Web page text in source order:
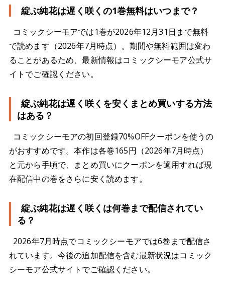
綻ぶ純花は遅く咲くの1巻無料はいつまで？
コミックシーモアでは1巻が2026年12月31日まで無料
で読めます（2026年7月時点）。期間や無料範囲は変わ
ることがあるため、最新情報はコミックシーモア公式サ
イトでご確認ください。
綻ぶ純花は遅く咲くを安くまとめ買いする方法
はある？
コミックシーモアの初回登録70%OFFクーポンを使うの
がおすすめです。本作は各巻165円（2026年7月時点）
と元から手頃で、まとめ買いにクーポンを適用すれば現
在配信中の巻をさらに安く読めます。
綻ぶ純花は遅く咲くは何巻まで配信されてい
る？
2026年7月時点でコミックシーモアでは6巻まで配信さ
れています。今後の追加配信を含む最新状況はコミック
シーモア公式サイトでご確認ください。